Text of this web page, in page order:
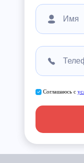
Соглашаюсь с